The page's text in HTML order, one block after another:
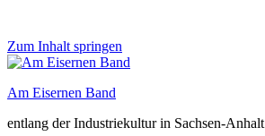
Zum Inhalt springen
Am Eisernen Band
entlang der Industriekultur in Sachsen-Anhalt